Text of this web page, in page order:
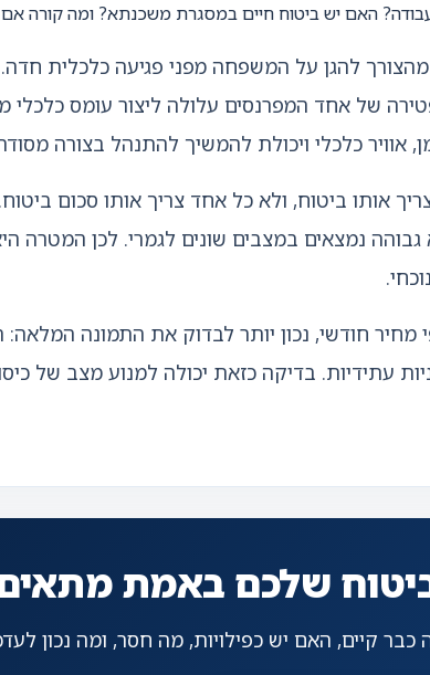
האם יש ביטוח חיים במסגרת משכנתא? ומה קורה
להגן על המשפחה מפני פגיעה כלכלית
של אחד המפרנסים עלולה ליצור עומס
כלכלי ויכולת להמשיך להתנהל בצורה
אותו ביטוח, ולא כל אחד צריך אותו סכום
נמצאים במצבים שונים לגמרי. לכן המטרה
חודשי, נכון יותר לבדוק את התמונה המלאה:
עתידיות. בדיקה כזאת יכולה למנוע מצב של
שלכם באמת
כבר קיים, האם יש כפילויות, מה חסר, ומה נכון